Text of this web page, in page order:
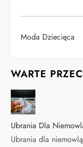
Moda Dziecięca
WARTE
Ubrania Dla
Ubrania dla